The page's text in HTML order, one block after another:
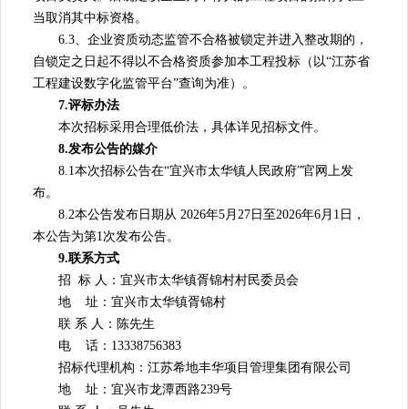
当取消其中标资格。
6.3、企业资质动态监管不合格被锁定并进入整改期的，
自锁定之日起不得以不合格资质参加本工程投标（以“江苏省
工程建设数字化监管平台”查询为准）。
7.评标办法
本次招标采用合理低价法，具体详见招标文件。
8.发布公告的媒介
8.1本次招标公告在“宜兴市太华镇人民政府”官网上发
布。
8.2本公告发布日期从 2026年5月27日至2026年6月1日，
本公告为第1次发布公告。
9.联系方式
招 标 人：宜兴市太华镇胥锦村村民委员会
地 址：宜兴市太华镇胥锦村
联 系 人：陈先生
电 话：13338756383
招标代理机构：江苏希地丰华项目管理集团有限公司
地 址：宜兴市龙潭西路239号